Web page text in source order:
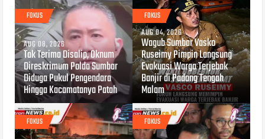
FOKUS
AUG 08, 2026
Tak Terima Disalip, Oknum
Direskrimum Polda Sumbar
Diduga Pukul Pengendara
Hingga Kacamatanya Patah
FOKUS
AUG 04, 2026
Wagub Sumbar Vasko
Ruseimy Pimpin Langsung
Evakuasi Warga Terjebak
Banjir di Padang Tengah
Malam
FOKUS FOKUS